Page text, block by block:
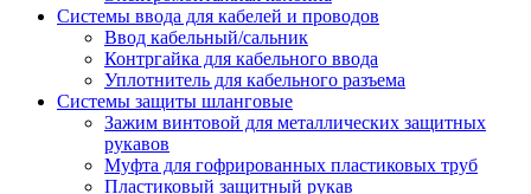
Системы ввода для кабелей и проводов
Ввод кабельный/сальник
Контргайка для кабельного ввода
Уплотнитель для кабельного разъема
Системы защиты шланговые
Зажим винтовой для металлических защитных
рукавов
Муфта для гофрированных пластиковых труб
Пластиковый защитный рукав